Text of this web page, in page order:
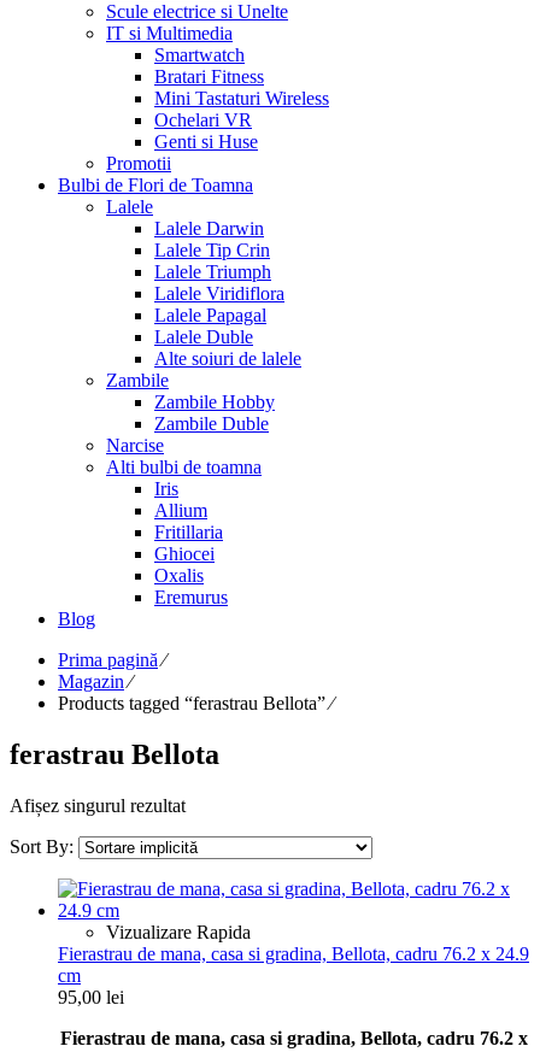
Scule electrice si Unelte
IT si Multimedia
Smartwatch
Bratari Fitness
Mini Tastaturi Wireless
Ochelari VR
Genti si Huse
Promotii
Bulbi de Flori de Toamna
Lalele
Lalele Darwin
Lalele Tip Crin
Lalele Triumph
Lalele Viridiflora
Lalele Papagal
Lalele Duble
Alte soiuri de lalele
Zambile
Zambile Hobby
Zambile Duble
Narcise
Alti bulbi de toamna
Iris
Allium
Fritillaria
Ghiocei
Oxalis
Eremurus
Blog
Prima pagină⁄
Magazin ⁄
Products tagged “ferastrau Bellota”⁄
ferastrau Bellota
Afișez singurul rezultat
Sort By:
Vizualizare Rapida
Fierastrau de mana, casa si gradina, Bellota, cadru 76.2 x 24.9
cm
95,00 lei
Fierastrau de mana, casa si gradina, Bellota, cadru 76.2 x